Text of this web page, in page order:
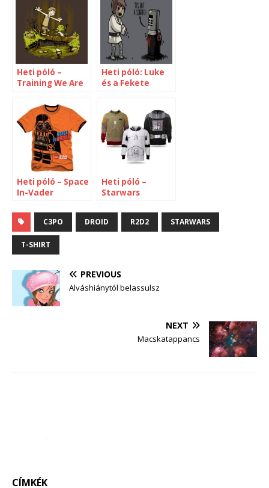
Heti póló –
Training We Are
Heti póló: Luke
és a Fekete
Heti póló – Space
In-Vader
Heti póló –
Starwars
C3PO DROID R2D2 STARWARS
T-SHIRT
PREVIOUS
Alváshiánytól belassulsz
NEXT
Macskatappancs
CÍMKÉK